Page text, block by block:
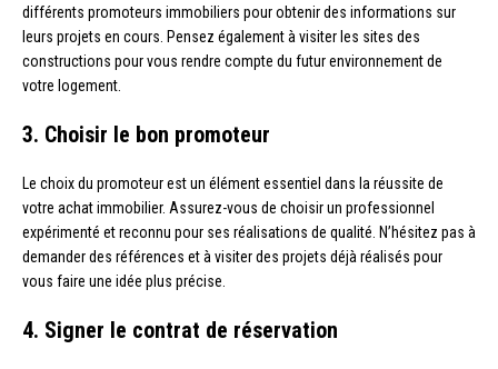
différents promoteurs immobiliers pour obtenir des informations sur
leurs projets en cours. Pensez également à visiter les sites des
constructions pour vous rendre compte du futur environnement de
votre logement.
3. Choisir le bon promoteur
Le choix du promoteur est un élément essentiel dans la réussite de
votre achat immobilier. Assurez-vous de choisir un professionnel
expérimenté et reconnu pour ses réalisations de qualité. N’hésitez pas à
demander des références et à visiter des projets déjà réalisés pour
vous faire une idée plus précise.
4. Signer le contrat de réservation